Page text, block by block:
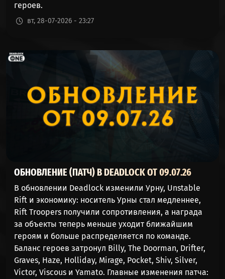
героев.
вт, 28-07-2026 - 23:27
ОБНОВЛЕНИЕ (ПАТЧ) В DEADLOCK ОТ 09.07.26
В обновлении Deadlock изменили Урну, Unstable
Rift и экономику: носитель Урны стал медленнее,
Rift Troopers получили сопротивления, а награда
за объекты теперь меньше уходит ближайшим
героям и больше распределяется по команде.
Баланс героев затронул Billy, The Doorman, Drifter,
Graves, Haze, Holliday, Mirage, Pocket, Shiv, Silver,
Victor, Viscous и Yamato. Главные изменения патча: